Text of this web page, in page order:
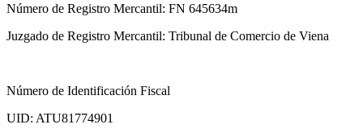
Número de Registro Mercantil: FN 645634m
Juzgado de Registro Mercantil: Tribunal de Comercio de Viena
Número de Identificación Fiscal
UID: ATU81774901